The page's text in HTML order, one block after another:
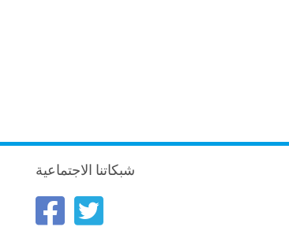
شبكاتنا الاجتماعية